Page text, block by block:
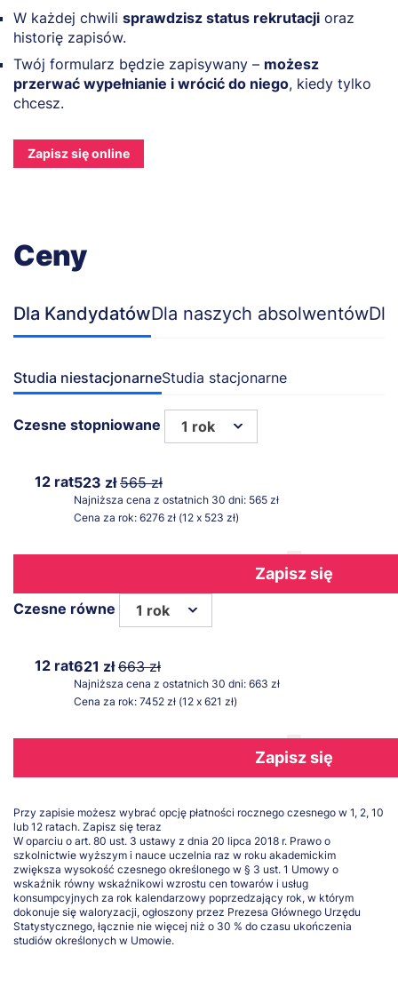
W każdej chwili sprawdzisz status rekrutacji oraz
historię zapisów.
Twój formularz będzie zapisywany – możesz
przerwać wypełnianie i wrócić do niego, kiedy tylko
chcesz.
Zapisz się online
Ceny
Dla KandydatówDla naszych absolwentów
Studia niestacjonarneStudia stacjonarne
Czesne stopniowane 1 rok
12 rat523 zł565 zł
Najniższa cena z ostatnich 30 dni: 565 zł
Cena za rok: 6276 zł (12 x 523 zł)
Zapisz się
Czesne równe 1 rok
12 rat621 zł663 zł
Najniższa cena z ostatnich 30 dni: 663 zł
Cena za rok: 7452 zł (12 x 621 zł)
Zapisz się
Przy zapisie możesz wybrać opcję płatności rocznego czesnego w 1, 2, 10
lub 12 ratach. Zapisz się teraz
W oparciu o art. 80 ust. 3 ustawy z dnia 20 lipca 2018 r. Prawo o
szkolnictwie wyższym i nauce uczelnia raz w roku akademickim
zwiększa wysokość czesnego określonego w § 3 ust. 1 Umowy o
wskaźnik równy wskaźnikowi wzrostu cen towarów i usług
konsumpcyjnych za rok kalendarzowy poprzedzający rok, w którym
dokonuje się waloryzacji, ogłoszony przez Prezesa Głównego Urzędu
Statystycznego, łącznie nie więcej niż o 30 % do czasu ukończenia
studiów określonych w Umowie.